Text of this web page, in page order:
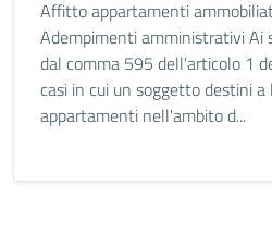
Affitto appartamenti
Adempimenti amministrativi Ai
dal comma 595 dell'articolo 1
casi in cui un soggetto destini
appartamenti nell'ambito d...